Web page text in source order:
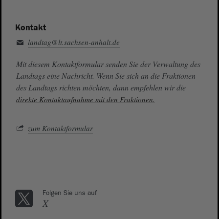
Kontakt
landtag@lt.sachsen-anhalt.de
Mit diesem Kontaktformular senden Sie der Verwaltung des
Landtags eine Nachricht. Wenn Sie sich an die Fraktionen
des Landtags richten möchten, dann empfehlen wir die
direkte Kontaktaufnahme mit den Fraktionen.
zum Kontaktformular
Folgen Sie uns auf
X